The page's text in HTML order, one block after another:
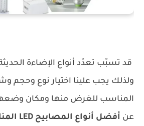
قد تسبّب تعدّد أنواع الإضاءة
ولذلك يجب علينا اختيار نوع وحجم
المناسب للغرض منها ومكان
عن أفضل أنواع المصابيح LED المناسبة لمنزلك